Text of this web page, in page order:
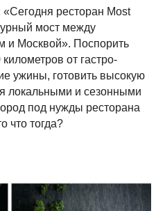
«Сегодня ресторан Most
мост между
и Москвой». Поспорить
от гастро-
ужины, готовить высокую
локальными и сезонными
под нужды ресторана
что тогда?